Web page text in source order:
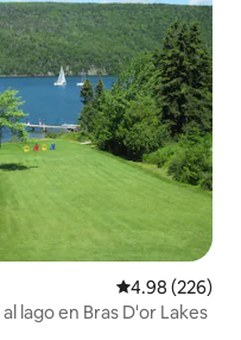
Calificación
4.98 (226)
lago en Bras D'or Lakes